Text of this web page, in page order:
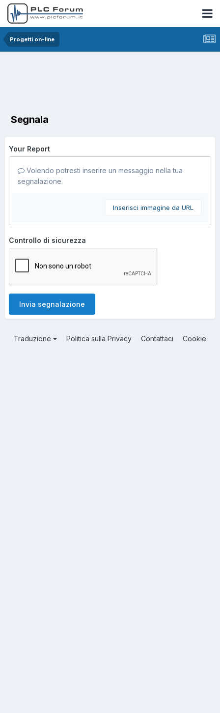
Progetti on-line
Segnala
Your Report
Volendo potresti inserire un messaggio nella tua
segnalazione.
Inserisci immagine da URL
Controllo di sicurezza
Invia segnalazione
Traduzione Politica sulla Privacy Contattaci Cookie